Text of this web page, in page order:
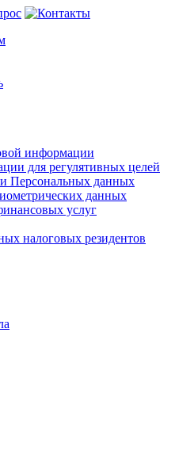
информации
для регулятивных целей
Персональных данных
данных
услуг
налоговых резидентов